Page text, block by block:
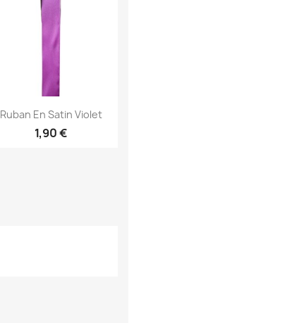
Aperçu rapide
Ruban En Satin Violet
1,90 €